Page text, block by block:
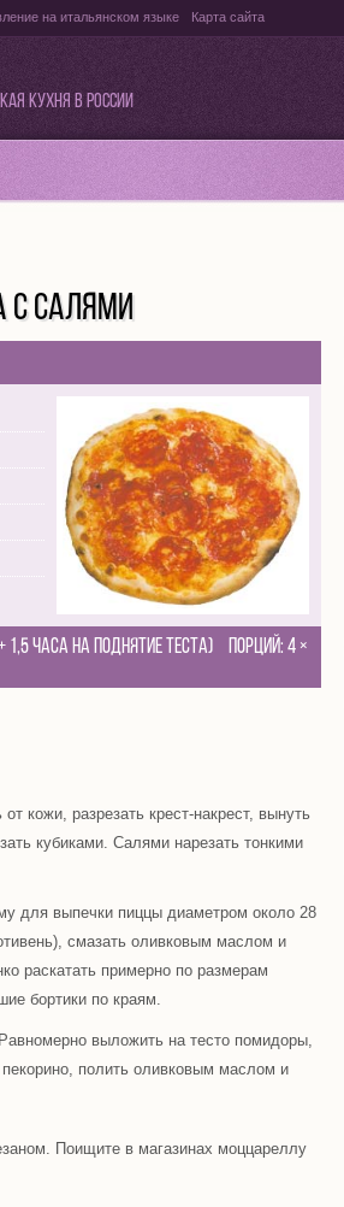
на итальянском языке Карта сайта
кухня в России
С САЛЯМИ
1,5 часа на поднятие теста) Порций: 4 ×
кожи, разрезать крест-накрест, вынуть
кубиками. Салями нарезать тонкими
для выпечки пиццы диаметром около 28
смазать оливковым маслом и
раскатать примерно по размерам
бортики по краям.
выложить на тесто помидоры,
полить оливковым маслом и
Поищите в магазинах моццареллу